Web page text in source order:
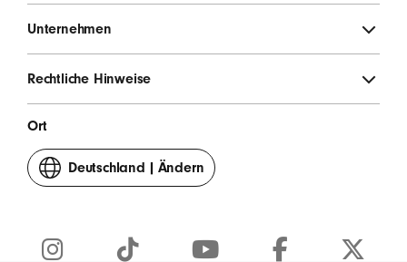
Unternehmen
Rechtliche Hinweise
Ort
Deutschland | Ändern
dein
deine
Region